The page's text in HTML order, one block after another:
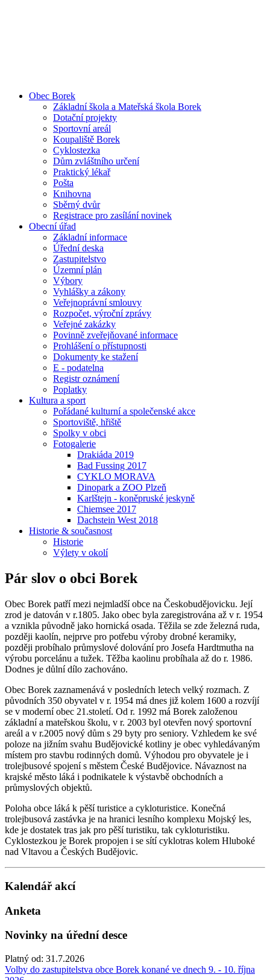
Obec Borek
Základní škola a Mateřská škola Borek
Dotační projekty
Sportovní areál
Koupaliště Borek
Cyklostezka
Dům zvláštního určení
Praktický lékař
Pošta
Knihovna
Sběrný dvůr
Registrace pro zasílání novinek
Obecní úřad
Základní informace
Úřední deska
Zastupitelstvo
Územní plán
Výbory
Vyhlášky a zákony
Veřejnoprávní smlouvy
Rozpočet, výroční zprávy
Veřejné zakázky
Povinně zveřejňované informace
Prohlášení o přístupnosti
Dokumenty ke stažení
E - podatelna
Registr oznámení
Poplatky
Kultura a sport
Pořádané kulturní a společenské akce
Sportoviště, hřiště
Spolky v obci
Fotogalerie
Drakiáda 2019
Bad Fussing 2017
CYKLO MORAVA
Dinopark a ZOO Plzeň
Karlštejn - koněpruské jeskyně
Chiemsee 2017
Dachstein West 2018
Historie & současnost
Historie
Výlety v okolí
Pár slov o obci Borek
Obec Borek patří mezi nejmladší obce na Českobudějovicku. Její
zrod je datován v r.1805. Jako obec byla zaregistrována až v r. 1954
a vznikla původně jako hornická osada. Těžila se zde železná ruda,
později kaolín, nejprve pro potřebu výroby drobné keramiky,
později probíhalo průmyslové dolování pro Josefa Hardtmutha na
výrobu porcelánu a tužek. Těžba kaolinu probíhala až do r. 1986.
Dodnes je důlní dílo zachováno.
Obec Borek zaznamenává v posledních letech velký rozmach. Z
původních 350 obyvatel v r. 1954 má dnes již kolem 1600 a rozvíjí
se v moderní obec 21.století. Od r. 1992 má Borek založenou
základní a mateřskou školu, v r. 2003 byl otevřen nový sportovní
areál a v r.2005 nový dům s 29 byty pro seniory. Vzhledem ke své
poloze na jižním svahu Budějovické kotliny je obec vyhledávaným
místem pro stavbu rodinných domů. Výhodou pro obyvatele je i
trolejbusové spojení s městem České Budějovice. Návaznost na
krajské město láká i podnikatele k výstavbě obchodních a
průmyslových objektů.
Poloha obce láká k pěší turistice a cykloturistice. Konečná
trolejbusová zastávka je na hranici lesního komplexu Mojský les,
kde je dostatek tras jak pro pěší turistiku, tak cykloturistiku.
Cyklostezkou je Borek propojen i se sítí cyklotras kolem Hluboké
nad Vltavou a Českých Budějovic.
Kalendář akcí
Anketa
Novinky na úřední desce
Platný od: 31.7.2026
Volby do zastupitelstva obce Borek konané ve dnech 9. - 10. října